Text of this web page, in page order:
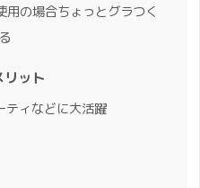
用の場合ちょっとグラつく
ット
ティなどに大活躍